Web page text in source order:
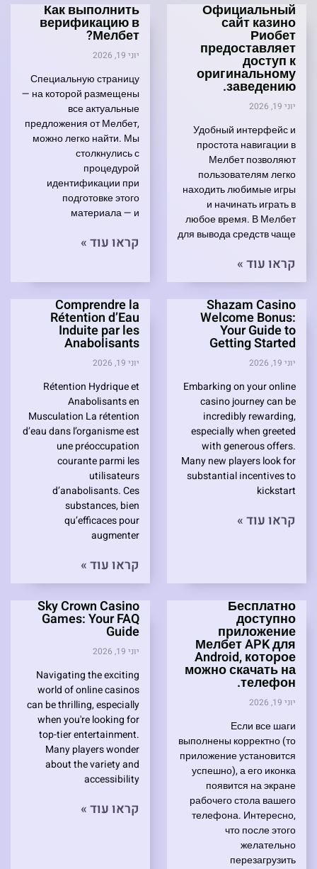
Официальный
сайт казино
Риобет
предоставляет
доступ к
оригинальному
заведению.
יוני 19, 2026
Удобный интерфейс и
простота навигации в
Мелбет позволяют
пользователям легко
находить любимые игры
и начинать играть в
любое время. В Мелбет
для вывода средств чаще
קראו עוד »
Как выполнить
верификацию в
Мелбет?
יוני 19, 2026
Специальную страницу
— на которой размещены
все актуальные
предложения от Мелбет,
можно легко найти. Мы
столкнулись с
процедурой
идентификации при
подготовке этого
материала — и
קראו עוד »
Shazam Casino
Welcome Bonus:
Your Guide to
Getting Started
יוני 19, 2026
Embarking on your online
casino journey can be
incredibly rewarding,
especially when greeted
with generous offers.
Many new players look for
substantial incentives to
kickstart
קראו עוד »
Comprendre la
Rétention d’Eau
Induite par les
Anabolisants
יוני 19, 2026
Rétention Hydrique et
Anabolisants en
Musculation La rétention
d’eau dans l’organisme est
une préoccupation
courante parmi les
utilisateurs
d’anabolisants. Ces
substances, bien
qu’efficaces pour
augmenter
קראו עוד »
Бесплатно
доступно
приложение
Мелбет APK для
Android, которое
можно скачать на
телефон.
יוני 19, 2026
Если все шаги
выполнены корректно (то
приложение установится
успешно), а его иконка
появится на экране
рабочего стола вашего
телефона. Интересно,
что после этого
желательно
перезагрузить
Sky Crown Casino
Games: Your FAQ
Guide
יוני 19, 2026
Navigating the exciting
world of online casinos
can be thrilling, especially
when you're looking for
top-tier entertainment.
Many players wonder
about the variety and
accessibility
קראו עוד »